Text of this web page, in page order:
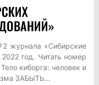
журнала «Сибирские
год. Читать номер
киборга: человек и
ЗАБЫТЬ...